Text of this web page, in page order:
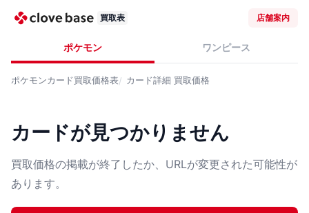
買取表 店舗案内
ポケモン ワンピース
ポケモンカード買取価格表 カード詳細 買取価格
カードが見つかりません
買取価格の掲載が終了したか、URLが変更された可能性が
あります。